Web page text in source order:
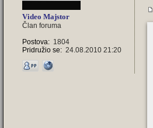
Video Majstor
Član foruma
Postova: 1804
Pridružio se: 24.08.2010 21:20